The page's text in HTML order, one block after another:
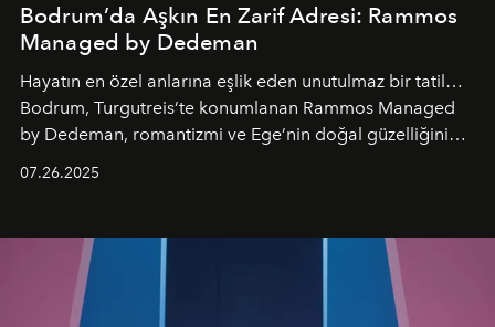
Bodrum’da Aşkın En Zarif Adresi: Rammos
Managed by Dedeman
Hayatın en özel anlarına eşlik eden unutulmaz bir tatil…
Bodrum, Turgutreis’te konumlanan Rammos Managed
by Dedeman, romantizmi ve Ege’nin doğal güzelliğini
07.26.2025